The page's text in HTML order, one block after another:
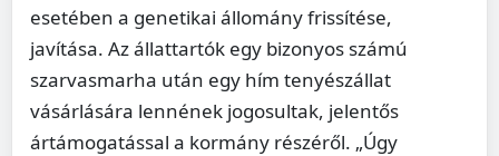
esetében a genetikai állomány frissítése,
javítása. Az állattartók egy bizonyos számú
szarvasmarha után egy hím tenyészállat
vásárlására lennének jogosultak, jelentős
ártámogatással a kormány részéről. „Úgy